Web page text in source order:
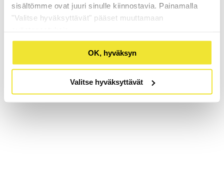
sisältömme ovat juuri sinulle kiinnostavia. Painamalla
"Valitse hyväksyttävät" pääset muuttamaan
OK, hyväksyn
Valitse hyväksyttävät